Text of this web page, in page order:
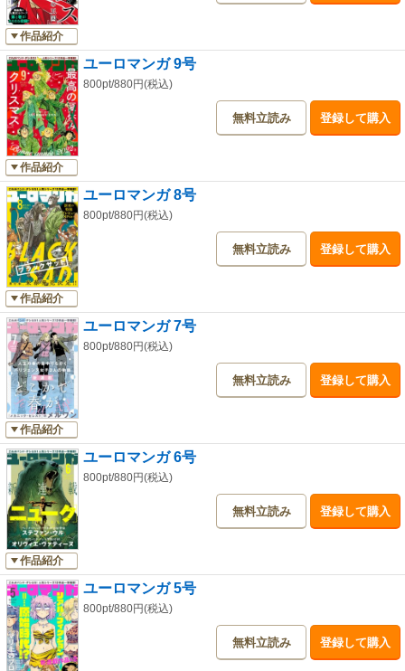
作品紹介
作品紹介
ユーロマンガ 9号
800pt/880円(税込)
無料立読み 登録して購入
作品紹介
ユーロマンガ 8号
800pt/880円(税込)
無料立読み 登録して購入
作品紹介
ユーロマンガ 7号
800pt/880円(税込)
無料立読み 登録して購入
作品紹介
ユーロマンガ 6号
800pt/880円(税込)
無料立読み 登録して購入
ユーロマンガ 5号
800pt/880円(税込)
無料立読み 登録して購入